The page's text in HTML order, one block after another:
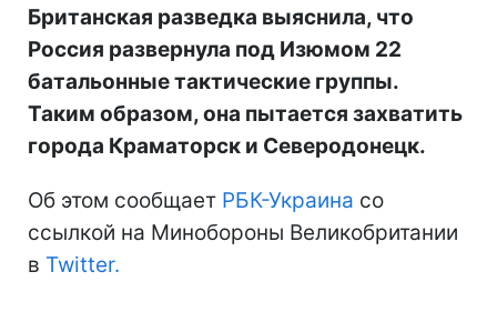
Британская разведка выяснила, что
Россия развернула под Изюмом 22
батальонные тактические группы.
Таким образом, она пытается захватить
города Краматорск и Северодонецк.
Об этом сообщает РБК-Украина со
ссылкой на Минобороны Великобритании
в Twitter.